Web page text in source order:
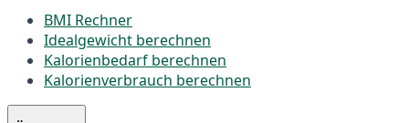
BMI Rechner
Idealgewicht berechnen
Kalorienbedarf berechnen
Kalorienverbrauch berechnen